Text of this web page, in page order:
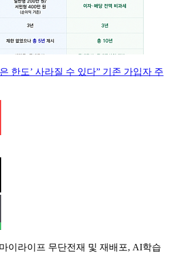
한도’ 사라질 수 있다” 기존 가입자 주
이라이프 무단전재 및 재배포, AI학습